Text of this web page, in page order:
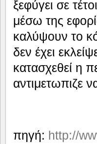
ξεφύγει σε
μέσω της
καλύψουν το
δεν έχει
κατασχεθεί η
αντιμετωπιζε
πηγή: http://